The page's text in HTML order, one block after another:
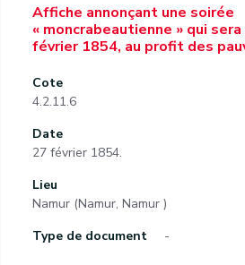
Affiche annonçant une soirée
« moncrabeautienne » qui
février 1854, au profit des
Cote
4.2.11.6
Date
27 février 1854.
Lieu
Namur (Namur, Namur )
Type de document
-